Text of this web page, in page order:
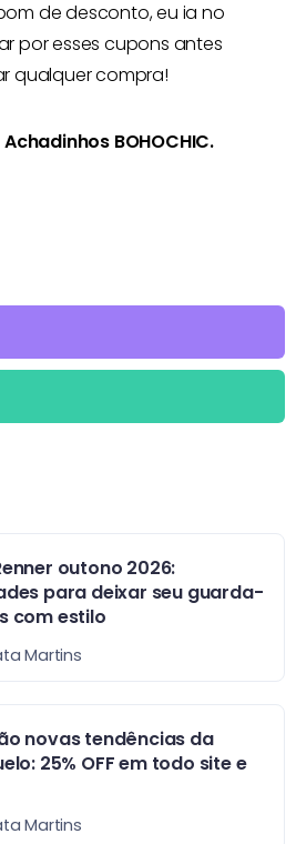
de desconto, eu ia no
por esses cupons antes
qualquer compra!
Achadinhos BOHOCHIC.
outono 2026:
para deixar seu guarda-
com estilo
Martins
novas tendências da
25% OFF em todo site e
Martins